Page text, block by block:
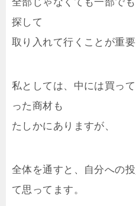
探して
取り入れて行くことが重要
私としては、中には買っ
った商材も
たしかにありますが、
全体を通すと、自分への
て思ってます。